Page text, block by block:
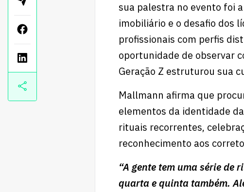
sua palestra no evento foi
imobiliário e o desafio dos
profissionais com perfis
oportunidade de observar
Geração Z estruturou sua
Mallmann afirma que
elementos da identidade
rituais recorrentes,
reconhecimento aos
“A gente tem uma série
quarta e quinta também.